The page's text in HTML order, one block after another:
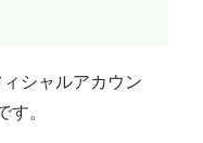
シャルアカウン
す。